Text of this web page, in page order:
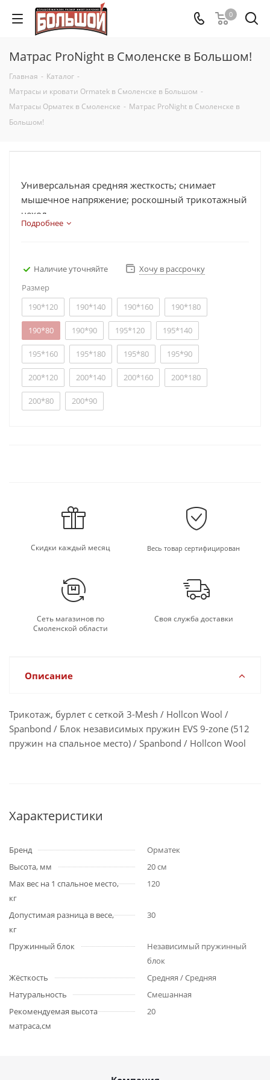
0
Матрас ProNight в Смоленске в Большом!
Главная - Каталог -
Матрасы и кровати Ormatek в Смоленске в Большом -
Матрасы Орматек в Смоленске - Матрас ProNight в Смоленске в
Большом!
Универсальная средняя жесткость; снимает
мышечное напряжение; роскошный трикотажный
чехол
Подробнее
Наличие уточняйте
Хочу в рассрочку
Размер
190*120
190*140 190*160 190*180
190*80 190*90 195*120 195*140
195*160 195*180 195*80 195*90
200*120 200*140 200*160 200*180
200*80 200*90
Скидки каждый месяц Весь товар сертифицирован
Сеть магазинов по
Смоленской области
Своя служба доставки
Описание
Трикотаж, бурлет с сеткой 3-Mesh / Hollсon Wool /
Spanbond / Блок независимых пружин EVS 9-zone (512
пружин на спальное место) / Spanbond / Hollсon Wool
Характеристики
Бренд
Орматек
Высота, мм
20 см
Max вес на 1 спальное место,
кг
120
Допустимая разница в весе,
кг
30
Пружинный блок
Независимый пружинный
блок
Жёсткость
Средняя / Средняя
Натуральность
Смешанная
Рекомендуемая высота
матраса,см
20